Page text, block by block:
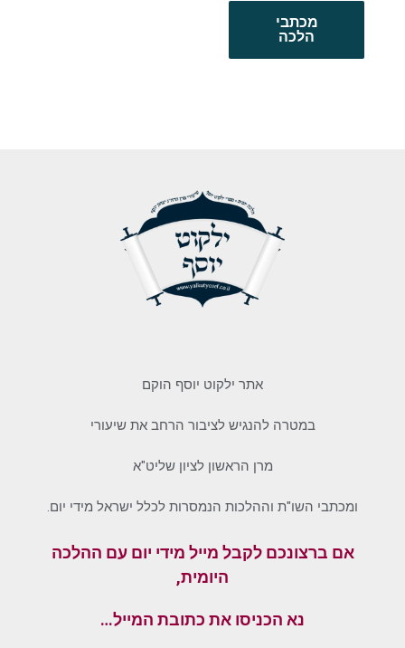
מכתבי
הלכה
אתר ילקוט יוסף הוקם
במטרה להנגיש לציבור הרחב את שיעורי
מרן הראשון לציון שליט"א
ומכתבי השו"ת וההלכות הנמסרות לכלל ישראל מידי יום.
אם ברצונכם לקבל מייל מידי יום עם ההלכה
היומית,
נא הכניסו את כתובת המייל…